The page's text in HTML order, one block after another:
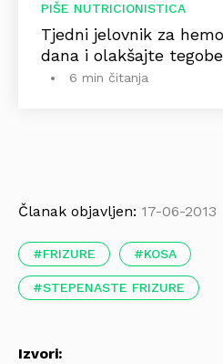
PIŠE NUTRICIONISTICA
Tjedni jelovnik za
dana i olakšajte
6 min čitanja
Članak objavljen: 17-06-2013
FRIZURE KOSA
STEPENASTE FRIZURE
Izvori: